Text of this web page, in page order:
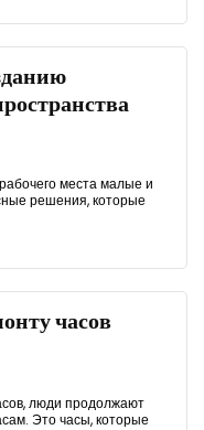
места малые и
решения, которые
часов
люди продолжают
Это часы, которые